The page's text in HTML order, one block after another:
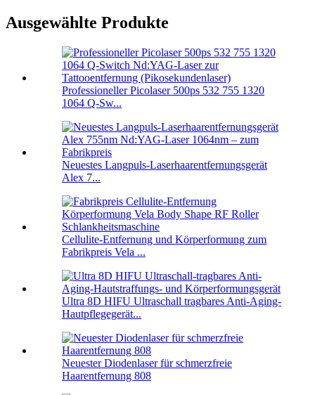
Ausgewählte Produkte
Professioneller Picolaser 500ps 532 755 1320
1064 Q-Sw...
Neuestes Langpuls-Laserhaarentfernungsgerät
Alex 7...
Cellulite-Entfernung und Körperformung zum
Fabrikpreis Vela ...
Ultra 8D HIFU Ultraschall tragbares Anti-Aging-
Hautpflegegerät...
Neuester Diodenlaser für schmerzfreie
Haarentfernung 808